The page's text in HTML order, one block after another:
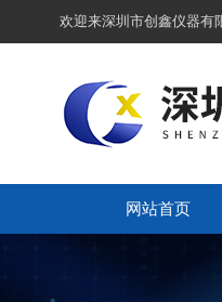
欢迎来深圳市创鑫仪器有
网站首页